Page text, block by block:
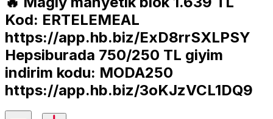
Kod: ERTELEMEAL
https://app.hb.biz/ExD8rrSXLPSY
Hepsiburada 750/250 TL giyim
indirim kodu: MODA250
https://app.hb.biz/3oKJzVCL1DQ9